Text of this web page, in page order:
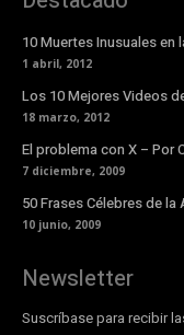
10 Muertes Inusuales en
1 abril, 2012
Los 10 Mejores Videos
18 marzo, 2012
El problema con X – Por
7 diciembre, 2009
50 Frases Célebres de
10 junio, 2009
Newsletter
Suscríbase para recibir